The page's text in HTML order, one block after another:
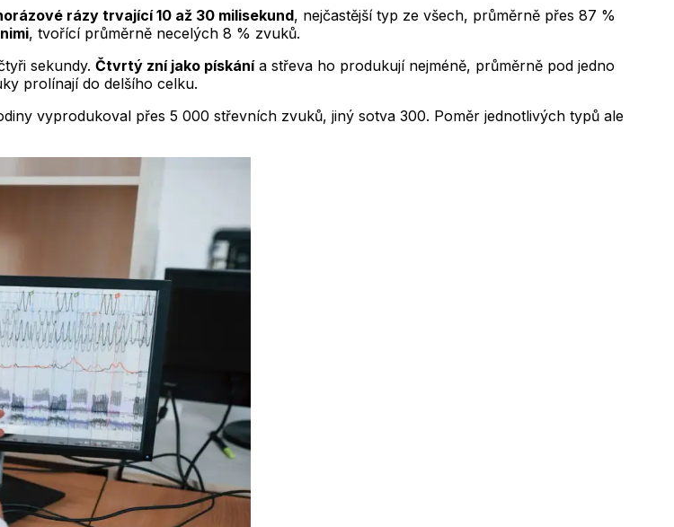
rázy trvající 10 až 30 milisekund, nejčastější typ ze všech, průměrně přes 87 %
, tvořící průměrně necelých 8 % zvuků.
sekundy. Čtvrtý zní jako pískánía střeva ho produkují nejméně, průměrně pod jedno
prolínají do delšího celku.
vyprodukoval přes 5 000 střevních zvuků, jiný sotva 300. Poměr jednotlivých typů ale